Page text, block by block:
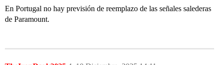
En Portugal no hay previsión de reemplazo de las señales salederas
de Paramount.